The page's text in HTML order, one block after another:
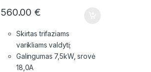
560.00€
Skirtas trifaziams
varikliams valdyti;
Galingumas 7,5kW, srovė
18,0A